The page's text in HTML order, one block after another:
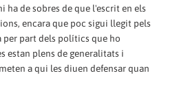
ha de sobres de que l'escrit en els
encara que poc sigui llegit pels
part dels polítics que ho
estan plens de generalitats i
a qui les diuen defensar quan